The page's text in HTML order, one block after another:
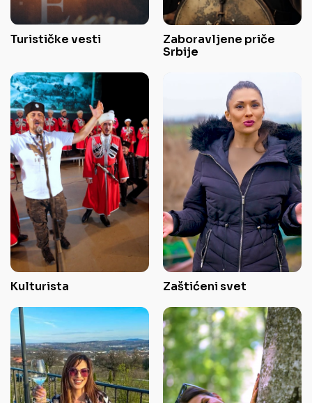
Turističke vesti
Zaboravljene priče
Srbije
Kulturista Zaštićeni svet